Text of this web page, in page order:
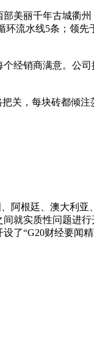
美丽千年古城衢州
环流水线5条；领先
经销商满意。公
关，每块砖都倾注
阿根廷、澳大利
就实质性问题进
了“G20财经要闻